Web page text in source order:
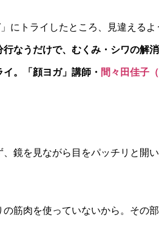
にトライしたところ、見違えるよ
行なうだけで、むくみ・シワの解
。「顔ヨガ」講師・ 間々田佳子
、鏡を見ながら目をパッチリと
の筋肉を使っていないから。その